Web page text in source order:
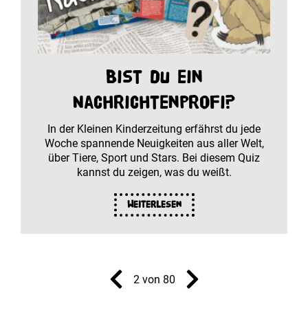
Bist du ein
Nachrichtenprofi?
In der Kleinen Kinderzeitung erfährst du jede
Woche spannende Neuigkeiten aus aller Welt,
über Tiere, Sport und Stars. Bei diesem Quiz
kannst du zeigen, was du weißt.
Weiterlesen
2 von 80